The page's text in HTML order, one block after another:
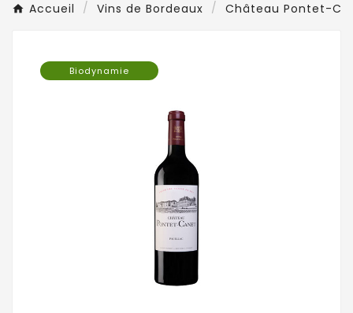
Accueil Vins de Bordeaux Château Pontet-
Biodynamie